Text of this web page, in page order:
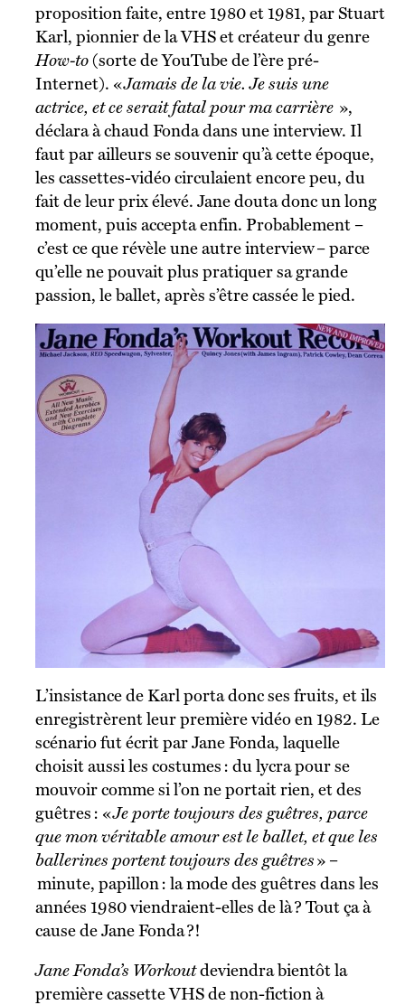
proposition faite, entre 1980 et 1981, par Stuart
Karl, pionnier de la VHS et créateur du genre
How-to(sorte de YouTube de l’ère pré-
Internet). «Jamais de la vie. Je suis une
actrice, et ce serait fatal pour ma carrière »,
déclara à chaud Fonda dans une interview. Il
faut par ailleurs se souvenir qu’à cette époque,
les cassettes-vidéo circulaient encore peu, du
fait de leur prix élevé. Jane douta donc un long
moment, puis accepta enfin. Probablement –
c’est ce que révèle une autre interview – parce
qu’elle ne pouvait plus pratiquer sa grande
passion, le ballet, après s’être cassée le pied.
L’insistance de Karl porta donc ses fruits, et ils
enregistrèrent leur première vidéo en 1982. Le
scénario fut écrit par Jane Fonda, laquelle
choisit aussi les costumes : du lycra pour se
mouvoir comme si l’on ne portait rien, et des
guêtres : «Je porte toujours des guêtres, parce
que mon véritable amour est le ballet, et que les
ballerines portent toujours des guêtres» –
minute, papillon : la mode des guêtres dans les
années 1980 viendraient-elles de là ? Tout ça à
cause de Jane Fonda ?!
Jane Fonda’s Workoutdeviendra bientôt la
première cassette VHS de non-fiction à